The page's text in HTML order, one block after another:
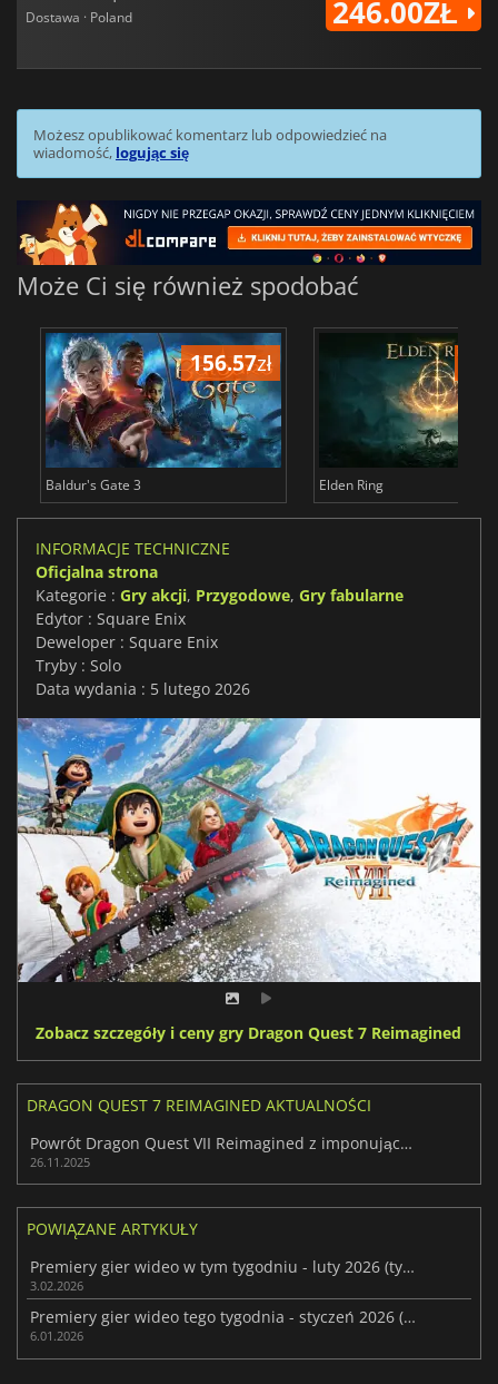
Dostawa · Poland 246.00ZŁ
Możesz opublikować komentarz lub odpowiedzieć na
wiadomość, logując się
Może Ci się również spodobać
156.57zł
Baldur's Gate 3 Elden Ring
INFORMACJE TECHNICZNE
Oficjalna strona
Kategorie : Gry akcji, Przygodowe, Gry fabularne
Edytor : Square Enix
Deweloper : Square Enix
Tryby : Solo
Data wydania : 5 lutego 2026
Zobacz szczegóły i ceny gry Dragon Quest 7 Reimagined
DRAGON QUEST 7 REIMAGINED AKTUALNOŚCI
Powrót Dragon Quest VII Reimagined z imponującymi ulepszeniami
26.11.2025
POWIĄZANE ARTYKUŁY
Premiery gier wideo w tym tygodniu - luty 2026 (tydzień 6)
3.02.2026
Premiery gier wideo tego tygodnia - styczeń 2026 (tydzień 2)
6.01.2026